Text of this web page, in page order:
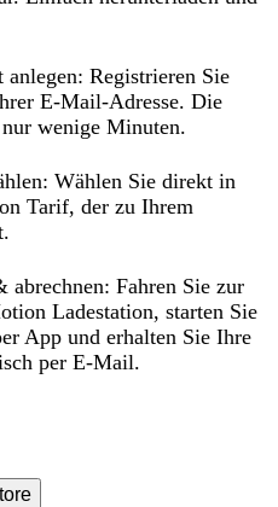
anlegen: Registrieren Sie
E-Mail-Adresse. Die
wenige Minuten.
Wählen Sie direkt in
Tarif, der zu Ihrem
abrechnen: Fahren Sie zur
Ladestation, starten Sie
App und erhalten Sie Ihre
per E-Mail.